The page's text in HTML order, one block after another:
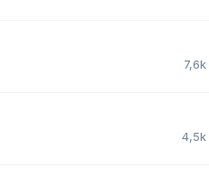
7,6k
4,5k